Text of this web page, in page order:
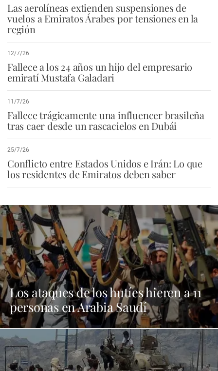
Las aerolíneas extienden suspensiones de
vuelos a Emiratos Árabes por tensiones en la
región
12/7/26
Fallece a los 24 años un hijo del empresario
emiratí Mustafa Galadari
11/7/26
Fallece trágicamente una influencer brasileña
tras caer desde un rascacielos en Dubái
25/7/26
Conflicto entre Estados Unidos e Irán: Lo que
los residentes de Emiratos deben saber
Los ataques de los hutíes hieren a 11
personas en Arabia Saudí